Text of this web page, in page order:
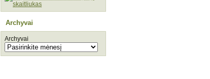
Archyvai
Archyvai